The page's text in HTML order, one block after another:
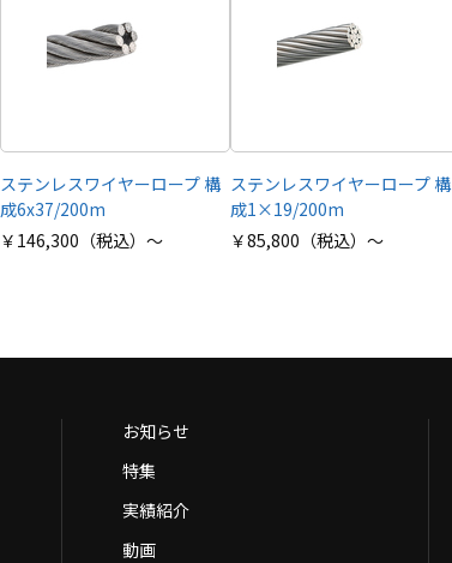
ステンレスワイヤーロープ 構
成6x37/200m
￥146,300（税込）～
ステンレスワイヤーロープ 構
成1×19/200m
￥85,800（税込）～
お知らせ
特集
実績紹介
動画